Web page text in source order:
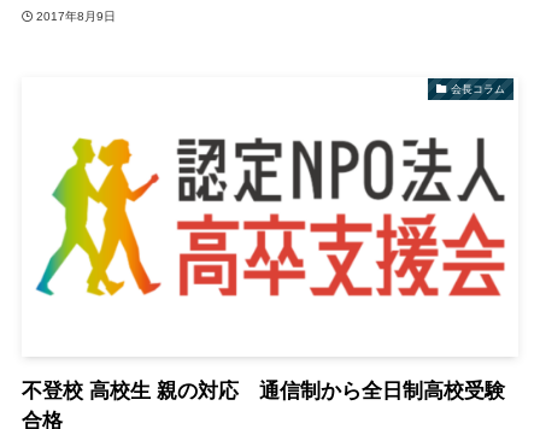
2017年8月9日
会長コラム
不登校 高校生 親の対応 通信制から全日制高校受験
合格